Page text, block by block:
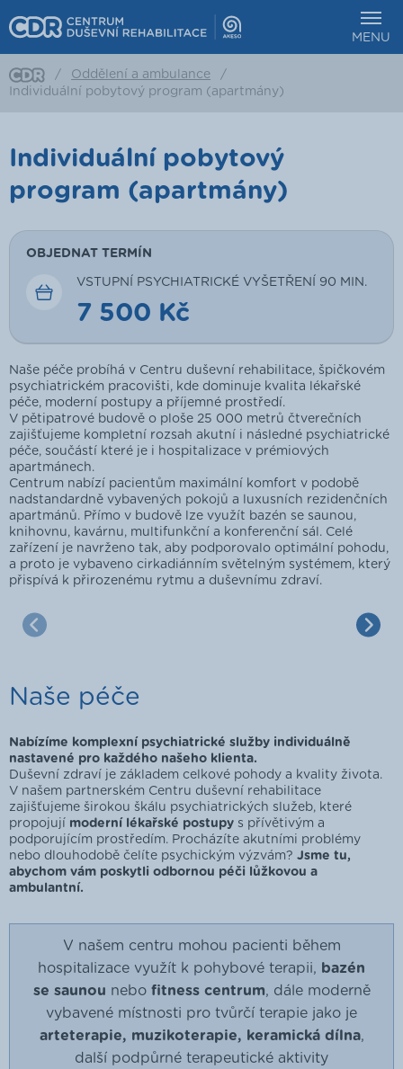
MENU
SPUSTIT KRÁTKÉ PŘEDSTAVENÍ CENTRA
DUŠEVNÍ REHABILITACE
/ Oddělení a ambulance
/
Individuální pobytový program (apartmány)
Individuální pobytový
program (apartmány)
OBJEDNAT TERMÍN
VSTUPNÍ PSYCHIATRICKÉ VYŠETŘENÍ 90 MIN.
7 500 Kč
Naše péče probíhá v Centru duševní rehabilitace, špičkovém
psychiatrickém pracovišti, kde dominuje kvalita lékařské
péče, moderní postupy a příjemné prostředí.
V pětipatrové budově o ploše 25 000 metrů čtverečních
zajišťujeme kompletní rozsah akutní i následné psychiatrické
péče, součástí které je i hospitalizace v prémiových
apartmánech.
Centrum nabízí pacientům maximální komfort v podobě
nadstandardně vybavených pokojů a luxusních rezidenčních
apartmánů. Přímo v budově lze využít bazén se saunou,
knihovnu, kavárnu, multifunkční a konferenční sál. Celé
zařízení je navrženo tak, aby podporovalo optimální pohodu,
a proto je vybaveno cirkadiánním světelným systémem, který
přispívá k přirozenému rytmu a duševnímu zdraví.
Naše péče
Nabízíme komplexní psychiatrické služby individuálně
nastavené pro každého našeho klienta.
Duševní zdraví je základem celkové pohody a kvality života.
V našem partnerském Centru duševní rehabilitace
zajišťujeme širokou škálu psychiatrických služeb, které
propojují moderní lékařské postupy s přívětivým a
podporujícím prostředím. Procházíte akutními problémy
nebo dlouhodobě čelíte psychickým výzvám? Jsme tu,
abychom vám poskytli odbornou péči lůžkovou a
ambulantní.
V našem centru mohou pacienti během
hospitalizace využít k pohybové terapii, bazén
se saunou nebo fitness centrum, dále moderně
vybavené místnosti pro tvůrčí terapie jako je
arteterapie, muzikoterapie, keramická dílna,
další podpůrné terapeutické aktivity